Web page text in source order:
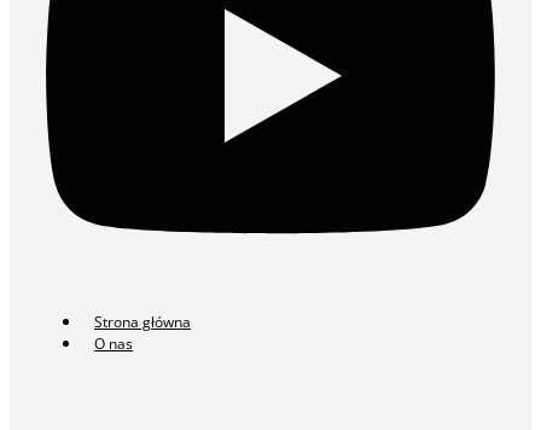
Strona główna
O nas